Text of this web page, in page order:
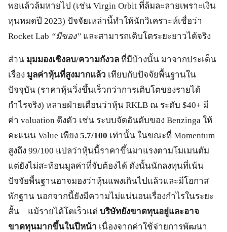
พอแล้วล้มหายไป (เช่น Virgin Orbit ที่ล้มละลายเพราะเงิน
ทุนหมดปี 2023) ปัจจัยเหล่านี้ทำให้นักวิเคราะห์เชื่อว่า
Rocket Lab “มีของ” และสามารถเติบโตระยะยาวได้จริง
ส่วน มุมมองเชิงลบ/ความกังวล ที่มีบ้างนั้น มาจากประเด็น
เรื่อง มูลค่าหุ้นที่สูงมากแล้ว เทียบกับปัจจัยพื้นฐานใน
ปัจจุบัน (ราคาหุ้นวิ่งขึ้นเร็วกว่าการเติบโตของรายได้
กำไรจริง) หลายฝ่ายเตือนว่าหุ้น RKLB ณ ระดับ $40+ มี
ค่า valuation ตึงตัว เช่น ระบบจัดอันดับของ Benzinga ให้
คะแนน Value เพียง 5.7/100 เท่านั้น ในขณะที่ Momentum
สูงถึง 99/100 แปลว่าหุ้นนี้ราคาขึ้นมาแรงตามโมเมนตัม
แต่ยังไม่สะท้อนมูลค่าที่จับต้องได้ ดังนั้นนักลงทุนที่เน้น
ปัจจัยพื้นฐานอาจมองว่าหุ้นแพงเกินไปแล้วและมีโอกาส
พักฐาน นอกจากนี้ยังมีความไม่แน่นอนเรื่องกำไรในระยะ
สั้น – แม้รายได้โตเร็วแต่ บริษัทยังขาดทุนอยู่และอาจ
ขาดทุนมากขึ้นในปีหน้า เนื่องจากค่าใช้จ่ายการพัฒนา